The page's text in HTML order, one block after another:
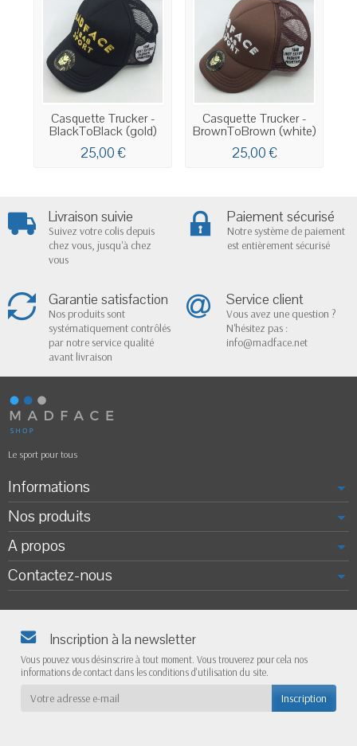
Casquette Trucker -
BlackToBlack (gold)
25,00 €
Casquette Trucker -
BrownToBrown (white)
25,00 €
Livraison suivie
Suivez votre colis depuis
chez vous, jusqu'à chez
vous
Paiement sécurisé
Notre système de paiement
est entièrement sécurisé
Garantie satisfaction
Nos produits sont
systématiquement contrôlés
par notre service qualité
avant livraison
Service client
Vous avez une question ?
N'hésitez pas :
info@madface.net
Le sport pour tous
Informations
Nos produits
A propos
Contactez-nous
Inscription à la newsletter
Vous pouvez vous désinscrire à tout moment. Vous trouverez pour cela nos
informations de contact dans les conditions d'utilisation du site.